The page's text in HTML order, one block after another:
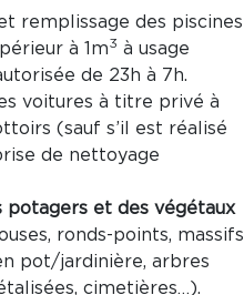
remplissage des piscines
à 1m3 à usage
de 23h à 7h.
voitures à titre privé à
(sauf s’il est réalisé
de nettoyage
potagers et des végétaux
ronds-points, massifs
pot/jardinière, arbres
cimetières…).